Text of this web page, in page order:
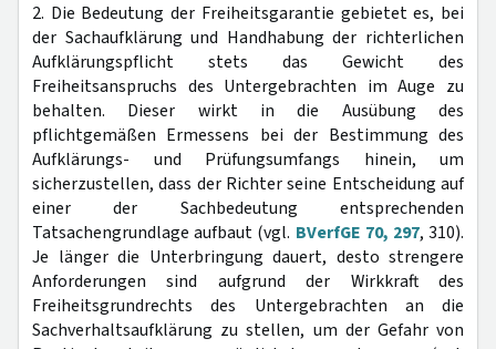
2. Die Bedeutung der Freiheitsgarantie gebietet es, bei
der Sachaufklärung und Handhabung der richterlichen
Aufklärungspflicht stets das Gewicht des
Freiheitsanspruchs des Untergebrachten im Auge zu
behalten. Dieser wirkt in die Ausübung des
pflichtgemäßen Ermessens bei der Bestimmung des
Aufklärungs- und Prüfungsumfangs hinein, um
sicherzustellen, dass der Richter seine Entscheidung auf
einer der Sachbedeutung entsprechenden
Tatsachengrundlage aufbaut (vgl. BVerfGE 70, 297, 310).
Je länger die Unterbringung dauert, desto strengere
Anforderungen sind aufgrund der Wirkkraft des
Freiheitsgrundrechts des Untergebrachten an die
Sachverhaltsaufklärung zu stellen, um der Gefahr von